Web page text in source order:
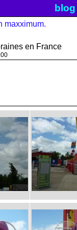
blog
en France